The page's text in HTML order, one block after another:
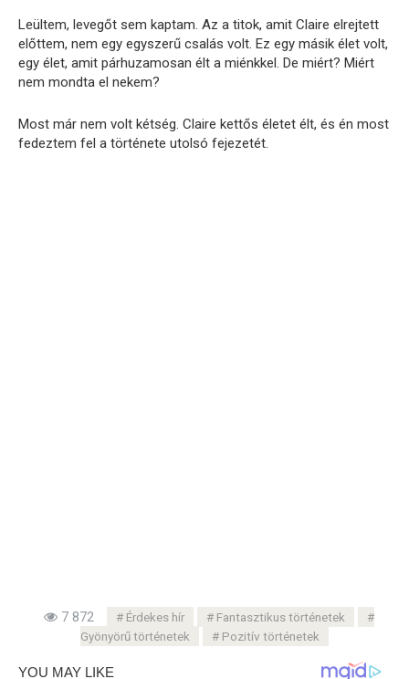
Leültem, levegőt sem kaptam. Az a titok, amit Claire elrejtett
előttem, nem egy egyszerű csalás volt. Ez egy másik élet volt,
egy élet, amit párhuzamosan élt a miénkkel. De miért? Miért
nem mondta el nekem?
Most már nem volt kétség. Claire kettős életet élt, és én most
fedeztem fel a története utolsó fejezetét.
7 872 Érdekes hír
Fantasztikus történetek
Gyönyörű történetek
Pozitív történetek